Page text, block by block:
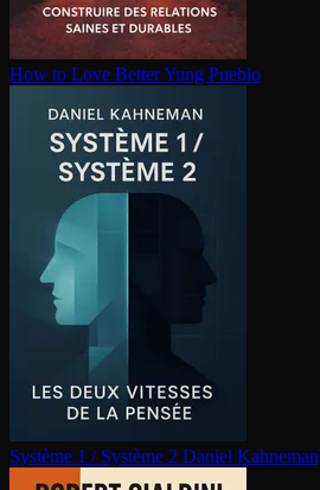
How to Love BetterYung Pueblo
Système 1 / Système 2 Daniel Kahneman